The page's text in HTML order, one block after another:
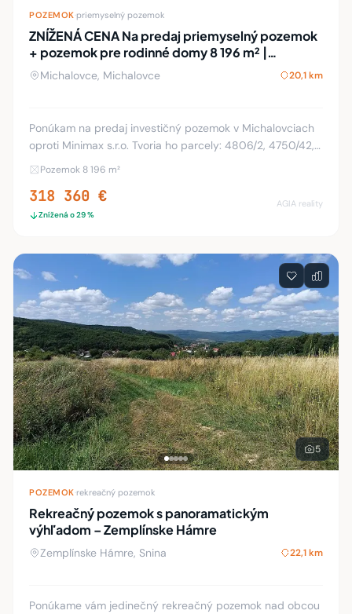
POZEMOK priemyselný pozemok
ZNÍŽENÁ CENA Na predaj priemyselný pozemok
+ pozemok pre rodinné domy 8 196 m² |
MICHALOVCE
Michalovce, Michalovce 20,1 km
Ponúkam na predaj investičný pozemok v Michalovciach
oproti Minimax s.r.o. Tvoria ho parcely: 4806/2, 4750/42,
4750/88, 8176, 8173, 8172/1 a 8174. Celková výmera je 8
Pozemok 8 196 m²
318 360 €
Znížená o 29 %
AGIA reality
5
POZEMOK rekreačný pozemok
Rekreačný pozemok s panoramatickým
výhľadom – Zemplínske Hámre
Zemplínske Hámre, Snina 22,1 km
Ponúkame vám jedinečný rekreačný pozemok nad obcou